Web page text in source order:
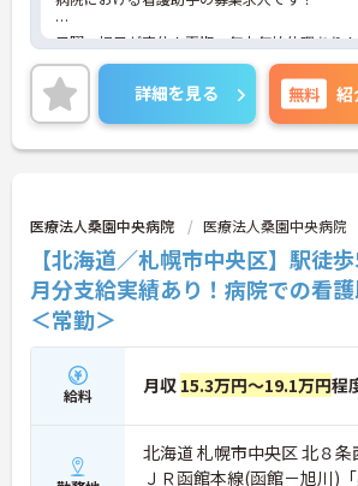
日曜・祝日が定休！夏期・年末年始休暇あり
も少なくプライベートな時間も大切にできま
ご興味ある方には、面接のポイントなど、さ
細をお話致しますのでお気軽にご相談くださ
詳細を見る 無料 紹
医療法人桑園中央病院 医療法人桑園中央病院
【北海道／札幌市中央区】駅徒
月分支給実績あり！病院での看
＜常勤＞
給料 月収 15.3万円～19.1万円程
北海道 札幌市中央区 北８条
ＪＲ函館本線(函館－旭川)